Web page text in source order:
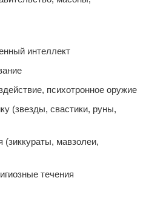
интеллект
психотронное оружие
(звезды, свастики, руны,
(зиккураты, мавзолеи,
течения